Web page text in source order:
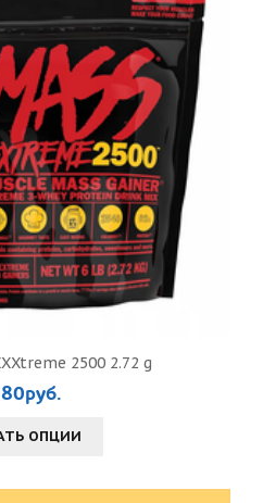
2500 2.72 g
ОПЦИИ